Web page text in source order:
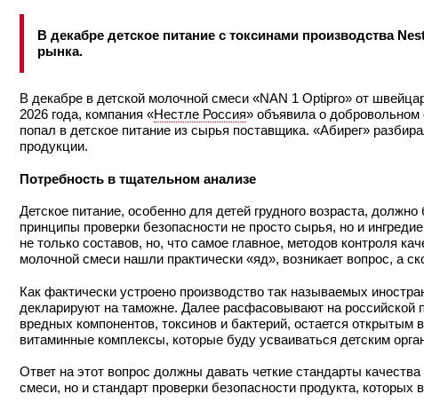
В декабре детское питание с токсинами производства
рынка.
В декабре в детской молочной смеси «NAN 1 Optipro» от
2026 года, компания «Нестле Россия» объявила о добровольном
попал в детское питание из сырья поставщика. «Абирег»
продукции.
Потребность в тщательном анализе
Детское питание, особенно для детей грудного возраста,
принципы проверки безопасности не просто сырья, но и
не только составов, но, что самое главное, методов контроля
молочной смеси нашли практически «яд», возникает вопрос, а
Как фактически устроено производство так называемых
декларируют на таможне. Далее расфасовывают на
вредных компонентов, токсинов и бактерий, остается открытым
витаминные комплексы, которые буду усваиваться детским
Ответ на этот вопрос должны давать четкие стандарты
смеси, но и стандарт проверки безопасности продукта, которых